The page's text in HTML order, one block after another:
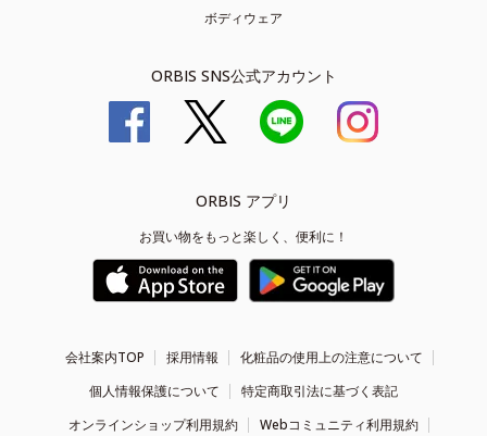
ボディウェア
ORBIS SNS公式アカウント
ORBIS アプリ
お買い物をもっと楽しく、便利に！
会社案内TOP 採用情報
化粧品の使用上の注意について
個人情報保護について
特定商取引法に基づく表記
オンラインショップ利用規約
Webコミュニティ利用規約